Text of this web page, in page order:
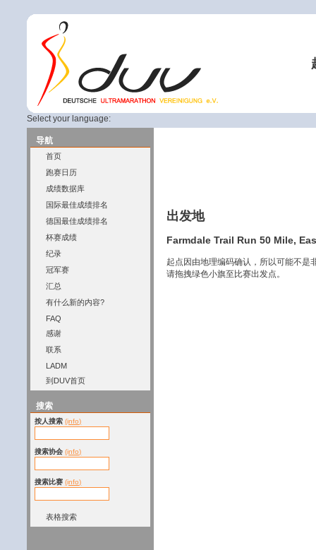
Select your language:
导航
首页
跑赛日历
成绩数据库
国际最佳成绩排名
德国最佳成绩排名
杯赛成绩
纪录
冠军赛
汇总
有什么新的内容?
FAQ
感谢
联系
LADM
到DUV首页
搜索
按人搜索 (info)
搜索协会 (info)
搜索比赛 (info)
表格搜索
出发地
Farmdale Trail Run 50 Mile,
起点因由地理编码确认，所以可能不是
请拖拽绿色小旗至比赛出发点。